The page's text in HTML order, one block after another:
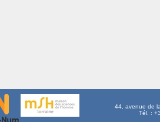
44, avenue de
Tél. :